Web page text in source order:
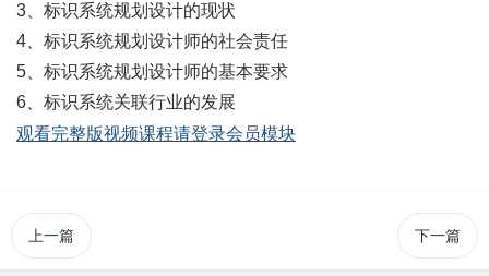
3、标识系统规划设计的现状
4、标识系统规划设计师的社会责任
5、标识系统规划设计师的基本要求
6、标识系统关联行业的发展
观看完整版视频课程请登录会员模块
上一篇 下一篇